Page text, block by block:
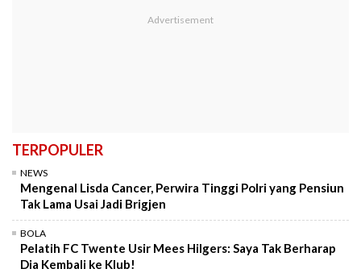
TERPOPULER
NEWS
Mengenal Lisda Cancer, Perwira Tinggi Polri yang Pensiun
Tak Lama Usai Jadi Brigjen
BOLA
Pelatih FC Twente Usir Mees Hilgers: Saya Tak Berharap
Dia Kembali ke Klub!